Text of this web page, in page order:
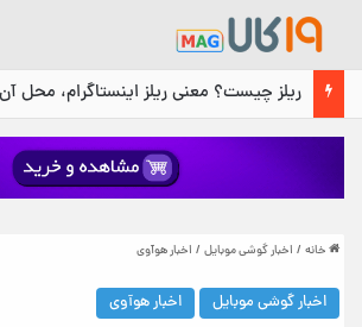
ریلز چیست؟ معنی ریلز اینستاگرام، محل آن
خانه / اخبار گوشی موبایل / اخبار هوآوی
اخبار گوشی موبایل اخبار هوآوی